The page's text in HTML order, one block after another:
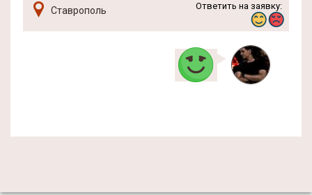
Ставрополь Ответить на заявку: